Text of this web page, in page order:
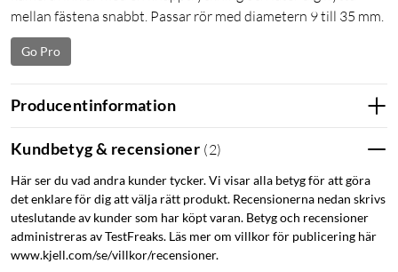
mellan fästena snabbt. Passar rör med diametern 9 till 35 mm.
Go Pro
Producentinformation
Kundbetyg & recensioner (2)
Här ser du vad andra kunder tycker. Vi visar alla betyg för att göra
det enklare för dig att välja rätt produkt. Recensionerna nedan skrivs
uteslutande av kunder som har köpt varan. Betyg och recensioner
administreras av TestFreaks. Läs mer om villkor för publicering här
www.kjell.com/se/villkor/recensioner.